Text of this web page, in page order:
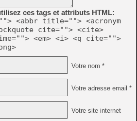
ces tags et attributs HTML:
<abbr title=""> <acronym
cite=""> <cite>
<em> <i> <q cite="">
Votre nom *
Votre adresse email *
Votre site internet